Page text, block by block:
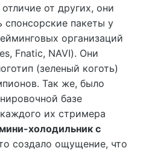
от других, они
спонсорские пакеты у
организаций
Fnatic, NAVI). Они
(зеленый коготь)
Так же, было
базе
их стримера
холодильник с
создало ощущение, что